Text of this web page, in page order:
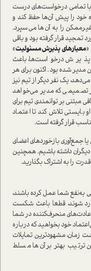
با تمامی درخوا‌ست‌های درست
خود را پیش آن‌ها حفظ کند و
را به آن‌ها می‌سپرد.
تمجید قرار گرفته بود و باقی
«معیارهای پذیرش مسئولیت»
پذیرش درخوا‌ست‌ها، باعث
شده بود. اکنون برای هر
یک نفر دیگر از تیم نیز
تصمیمی که مدیر می‌خواهد
مبتنی بر توانمندی تیم برای
بایستی تلاش کند تا اعتماد
قرار گرفته ا‌ست.
جمع‌آوری بازخوردهای اعضای
داشته باشیم. همچنین
را به اشتراک بگذارید.
به‌نفع شما عمل کرده باشند،
شوند، قطعا باعث شکست
منحرف‌کننده در شما
خود بخواهید که درباره
زمان، مشهودترین تمایلات
ترتیب بهتر بر آن‌ها مسلط